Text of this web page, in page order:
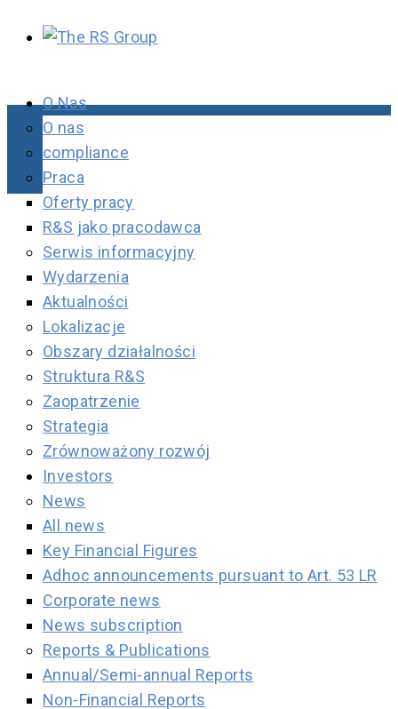
O Nas
O nas
compliance
Praca
Oferty pracy
R&S jako pracodawca
Serwis informacyjny
Wydarzenia
Aktualności
Lokalizacje
Obszary działalności
Struktura R&S
Zaopatrzenie
Strategia
Zrównoważony rozwój
Investors
News
All news
Key Financial Figures
Adhoc announcements pursuant to Art. 53 LR
Corporate news
News subscription
Reports & Publications
Annual/Semi-annual Reports
Non-Financial Reports